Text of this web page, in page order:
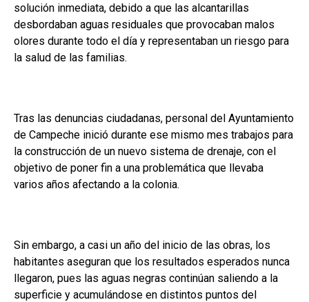
solución inmediata, debido a que las alcantarillas
desbordaban aguas residuales que provocaban malos
olores durante todo el día y representaban un riesgo para
la salud de las familias.
Tras las denuncias ciudadanas, personal del Ayuntamiento
de Campeche inició durante ese mismo mes trabajos para
la construcción de un nuevo sistema de drenaje, con el
objetivo de poner fin a una problemática que llevaba
varios años afectando a la colonia.
Sin embargo, a casi un año del inicio de las obras, los
habitantes aseguran que los resultados esperados nunca
llegaron, pues las aguas negras continúan saliendo a la
superficie y acumulándose en distintos puntos del